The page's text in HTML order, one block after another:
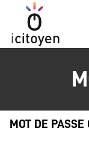
MOT DE PASSE
*